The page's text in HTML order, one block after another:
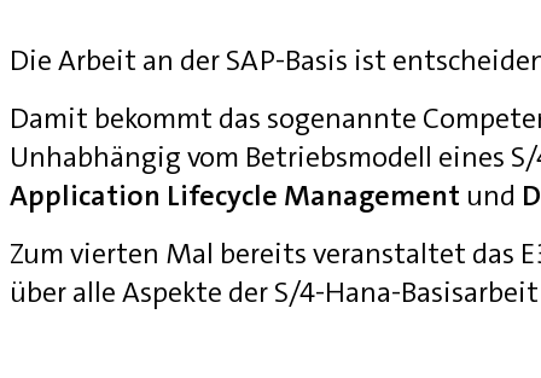
Die Arbeit an der SAP-Basis ist
Damit bekommt das sogenannte
Unhabhängig vom Betriebsmodell eines
Application Lifecycle Management und
Zum vierten Mal bereits veranstaltet das
über alle Aspekte der S/4-Hana-